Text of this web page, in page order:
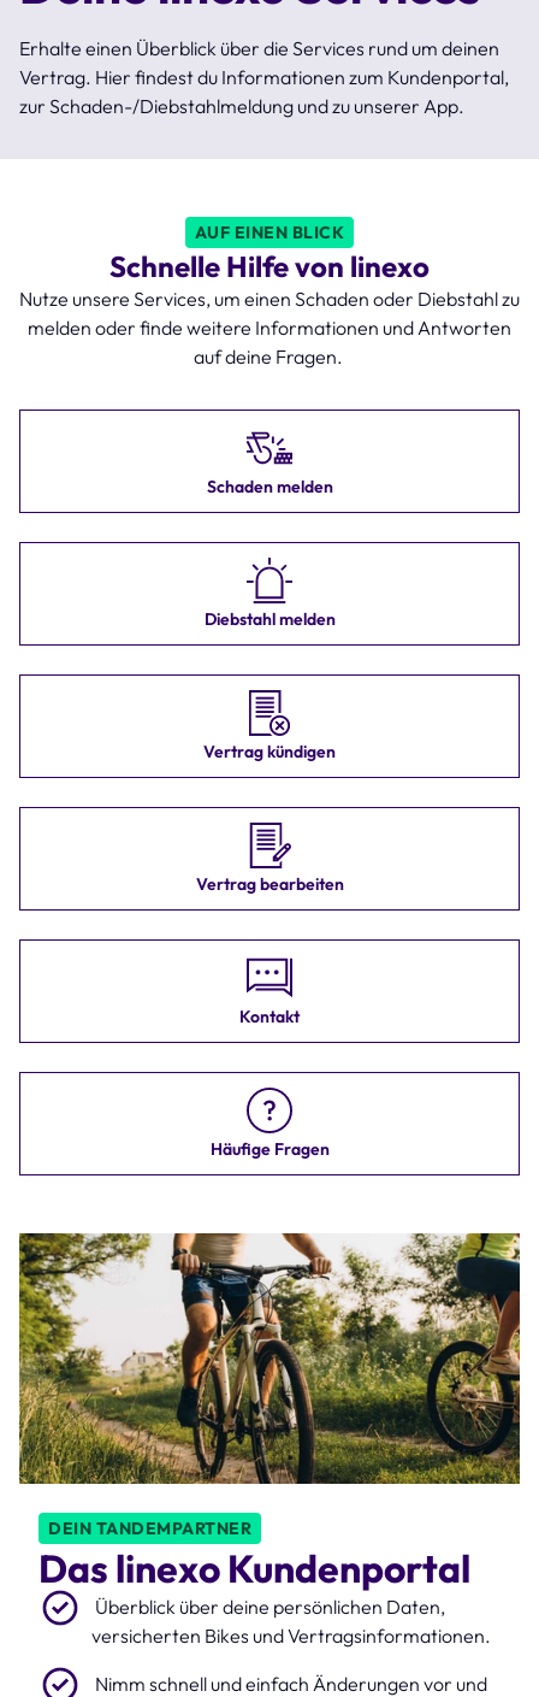
Erhalte einen Überblick über die Services rund um deinen
Vertrag. Hier findest du Informationen zum Kundenportal,
zur Schaden-/Diebstahlmeldung und zu unserer App.
AUF EINEN BLICK
Schnelle Hilfe von linexo
Nutze unsere Services, um einen Schaden oder Diebstahl zu
melden oder finde weitere Informationen und Antworten
auf deine Fragen.
Schaden melden
Diebstahl melden
Vertrag kündigen
Vertrag bearbeiten
Kontakt
Häufige Fragen
DEIN TANDEMPARTNER
Das linexo Kundenportal
Überblick über deine persönlichen Daten,
versicherten Bikes und Vertragsinformationen.
Nimm schnell und einfach Änderungen vor und